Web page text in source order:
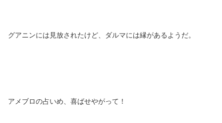
グアニンには見放されたけど、ダルマには縁があるようだ。
アメブロの占いめ、喜ばせやがって！